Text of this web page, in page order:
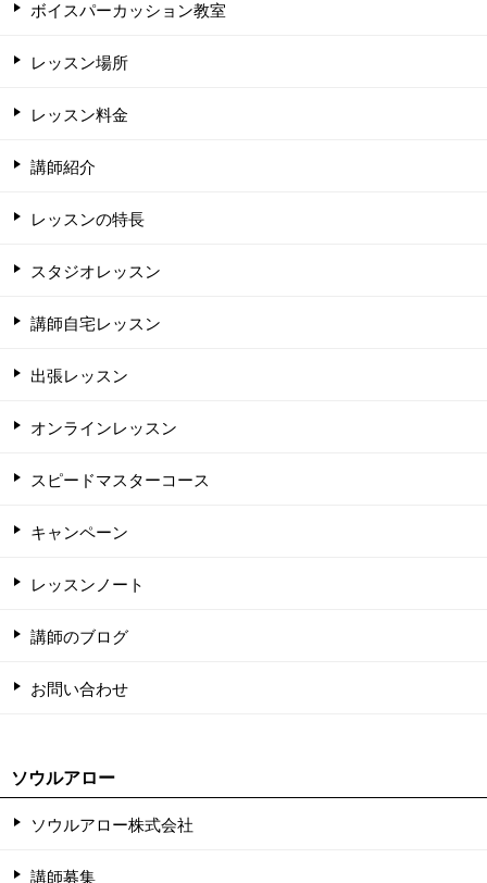
ボイスパーカッション教室
レッスン場所
レッスン料金
講師紹介
レッスンの特長
スタジオレッスン
講師自宅レッスン
出張レッスン
オンラインレッスン
スピードマスターコース
キャンペーン
レッスンノート
講師のブログ
お問い合わせ
ソウルアロー
ソウルアロー株式会社
講師募集